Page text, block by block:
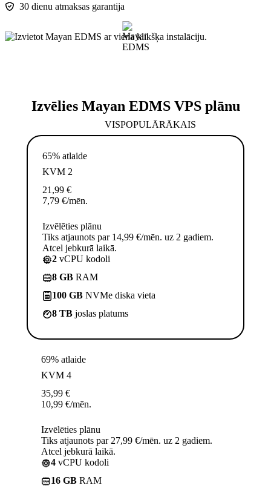
30 dienu atmaksas garantija
Izvēlies Mayan EDMS VPS plānu
VISPOPULĀRĀKAIS
65% atlaide
KVM 2
21,99 €
7,79 €/mēn.
Izvēlēties plānu
Tiks atjaunots par 14,99 €/mēn. uz 2 gadiem.
Atcel jebkurā laikā.
2 vCPU kodoli
8 GB RAM
100 GB NVMe diska vieta
8 TB joslas platums
69% atlaide
KVM 4
35,99 €
10,99 €/mēn.
Izvēlēties plānu
Tiks atjaunots par 27,99 €/mēn. uz 2 gadiem.
Atcel jebkurā laikā.
4 vCPU kodoli
16 GB RAM